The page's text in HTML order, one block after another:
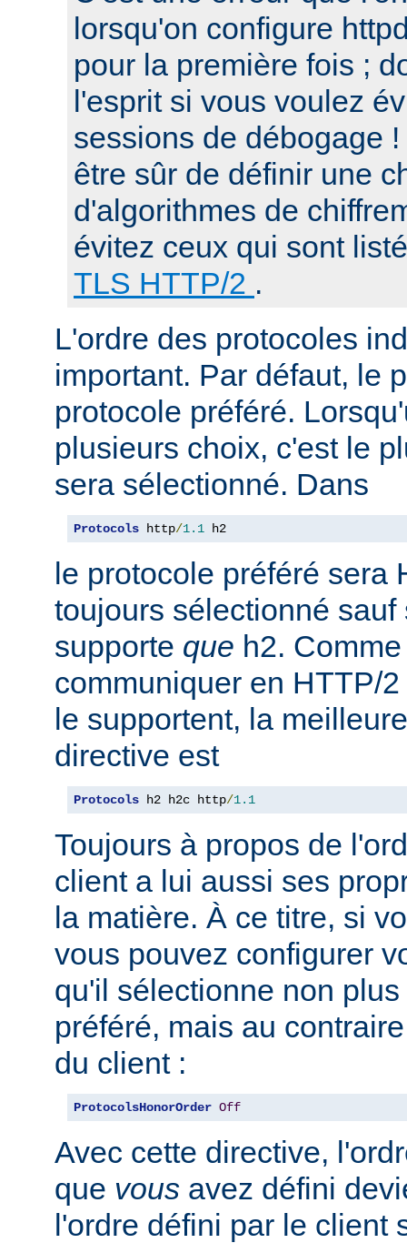
lorsqu'on configure
pour la première fois ;
l'esprit si vous voulez
sessions de débogage
être sûr de définir une
d'algorithmes de
évitez ceux qui sont
TLS HTTP/2 .
L'ordre des protocoles
important. Par défaut, le
protocole préféré.
plusieurs choix, c'est le
sera sélectionné. Dans
Protocols http/1.1 h2
le protocole préféré sera
toujours sélectionné sauf
supporte que h2.
communiquer en HTTP/
le supportent, la
directive est
Protocols h2 h2c http/1.1
Toujours à propos de
client a lui aussi ses
la matière. À ce titre, si
vous pouvez configurer
qu'il sélectionne non
préféré, mais au
du client :
ProtocolsHonorOrder Off
Avec cette directive,
que vous avez défini
l'ordre défini par le client